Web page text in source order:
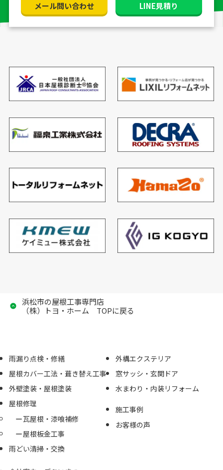
メール問い合わせ LINE見積り
浜松市の屋根工事専門店
（株）トヨ・ホーム TOPに戻る
雨漏り点検・修繕
屋根カバー工法・葺き替え工事
外壁塗装・屋根塗装
屋根修理
瓦屋根・漆喰補修
屋根板金工事
雨どい清掃・交換
外構エクステリア
窓サッシ・玄関ドア
水まわり・内装リフォーム
施工事例
お客様の声